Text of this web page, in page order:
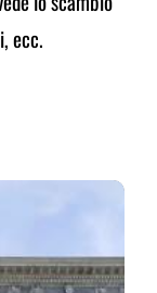
ecc.
critico